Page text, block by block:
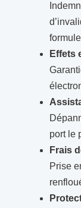
Effets
port le
Frais
Prise